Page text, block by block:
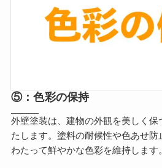
⑤：色彩の保持
外壁塗装は、建物の外観を美しく
たします。塗料の耐候性や色あせ防
わたって鮮やかな色彩を維持します。